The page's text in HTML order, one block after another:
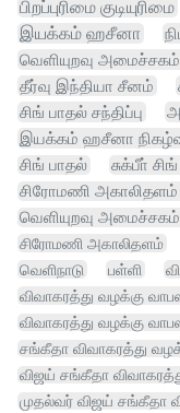
பிறப்புரிமை குடியுரிமை
இயக்கம் ஹசீனா
வெளியுறவு
தீர்வு இந்தியா சீனம்
சிங் பாதல் சந்திப்பு
இயக்கம் ஹசீனா
சிங் பாதல்
சுக்பீா்
சிரோமணி
வெளியுறவு
சிரோமணி அகாலிதளம்
வெளிநாடு
பள்ளி
விவாகரத்து வழக்கு
விவாகரத்து வழக்கு
சங்கீதா விவாகரத்து
விஜய் சங்கீதா
முதல்வர் விஜய் சங்கீதா